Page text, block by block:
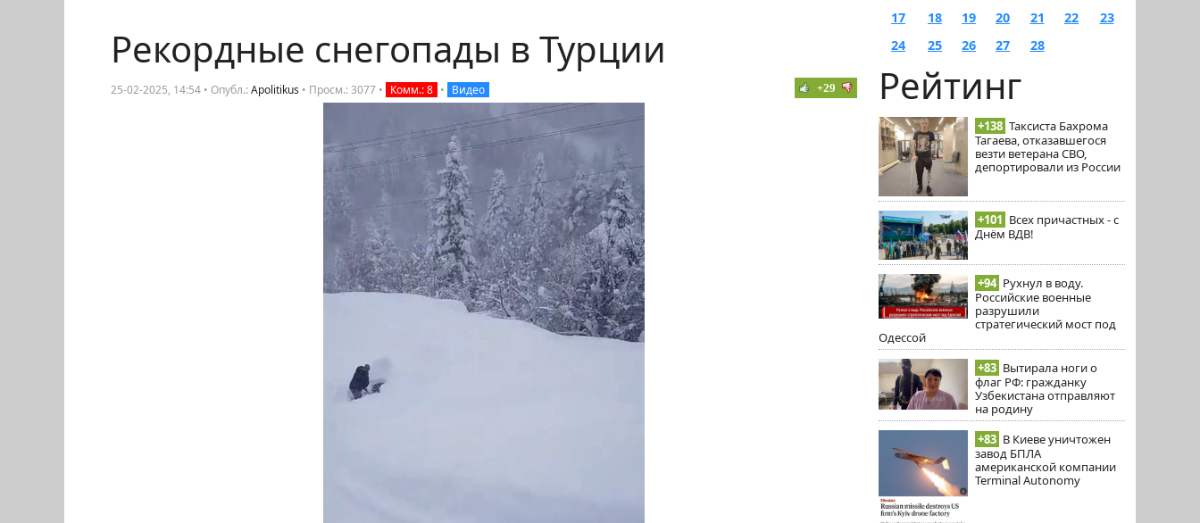
17
18 19 20 21 22
23
24
25 26 27 28
Рейтинг
+138 Таксиста Бахрома
Тагаева, отказавшегося
везти ветерана СВО,
депортировали из России
+101 Всех причастных - с
Днём ВДВ!
+94 Рухнул в воду.
Российские военные
разрушили
стратегический мост под
Одессой
+83 Вытирала ноги о
флаг РФ: гражданку
Узбекистана отправляют
на родину
+83 В Киеве уничтожен
завод БПЛА
американской компании
Terminal Autonomy
Рекордные снегопады в Турции
25-02-2025, 14:54 • Опубл.:Apolitikus • Просм.: 3077 • Комм.: 8 • Видео +29